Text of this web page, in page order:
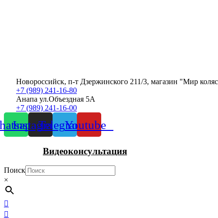
Новороссийск, п-т Дзержинского 211/3, магазин "Мир
+7 (989) 241-16-80
Анапа ул.Объездная 5А
+7 (989) 241-16-00
InstagramTelegramYoutube
Видеоконсультация
Поиск
×